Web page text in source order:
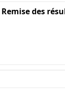
Remise des